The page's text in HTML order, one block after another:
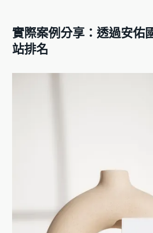
實際案例分享：透過安佑
站排名